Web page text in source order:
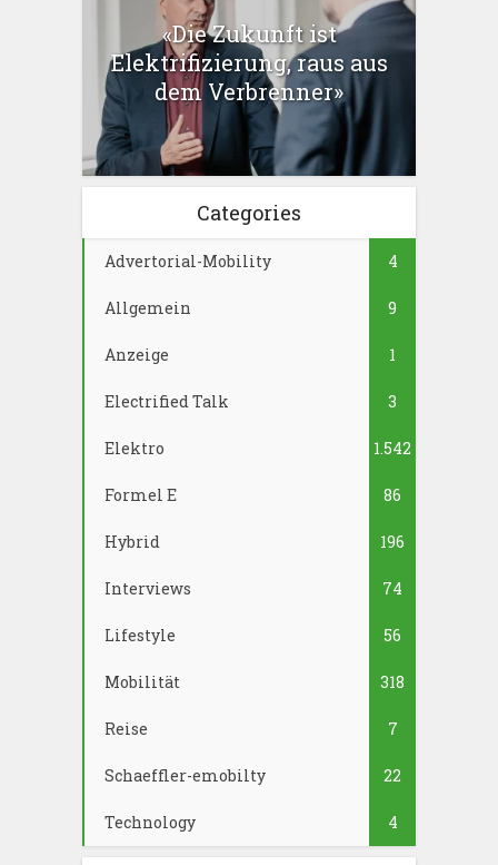
«Die Zukunft ist
Elektrifizierung, raus aus
dem Verbrenner»
Categories
Advertorial-Mobility 4
Allgemein 9
Anzeige 1
Electrified Talk 3
Elektro 1.542
Formel E 86
Hybrid 196
Interviews 74
Lifestyle 56
Mobilität 318
Reise 7
Schaeffler-emobilty 22
Technology 4